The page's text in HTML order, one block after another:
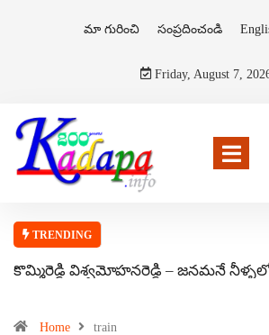
మా గురించి సంప్రదించండి
Friday, August 7,
TRENDING
కొమ్మిరెడ్డి విశ్వమోహనరెడ్డి – జనమనే
Home train